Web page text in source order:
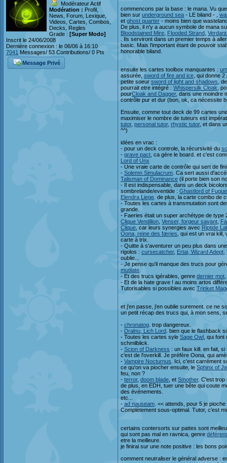
Modérateur Actif
Modération : Profil,
News, Forum, Lexique,
Videos, Cartes, Combos,
Decks, Regles
Grade : [Super Modo]
Inscrit le 24/06/2008
Dernière connexion : le 06/06 à 16:10
7041 Messages/ 53 Contributions/ 0 Pts
Message Privé
commencons par la base : le mana. Vu
bien sur underground sea - LE biland - ,
et ghost quarter - moins bien que
De plus, il n'y a aucun symbole de mana
Bloodstained Mire Flooded Strand
. Ils serviront dans un premier temps à
basic. Mais l'important étant de pouvoir
honorable biland.
ensuite les cartes toolbox manquantes :
assurée, sword of fire and ice , qui donne
petite soeur sword of light and shadows ,
pourrait etre intégré : Whispersilk Cloak ,
pourCloak and Dagger, dans une moindre
contrôle pur et dur (bon, ok, ca nécessite
Ensuite, comme tout deck de 99 cartes
maximiser le nombre de tuteurs est
tutor, personal tutor, rhystic tutor, et dans
^^)
idées en vrac :
- pour un deck controle, la récursivité du
- grave pact , ca gère le board. et c'est
Lord of Unx
- Une vraie carte de contrôle qui sert de
- Solemn Simulacrum . Ca sert aussi
Talisman of Dominance (il porte bien son
- Il est indispensable, dans un deck
sombrelande/eventide : Ghastlord of Fugue
Elendra Liege . de plus, la carte combo de
- Toutes les cartes à transmutation sont
grande.
- Faeries était un super archétype de
Clique Vendilion Venser, forgeur savant
Clique , car leurs synergies avec Riptide
Oona, reine des færies , qui est un vrai
carte à trix.
- Quitte à s'aventurer un peu plus dans
rigolos : cursecatcher, Ertai, Wizard Adept
oublie...
- Je pense qu'il manque des trucs pour
mutilate
- Et des trucs igérables, genre dernier mot
- Et de la hate grave ! au moins artos
Tutorisables si possibles avec Trinket
et j'en passe, j'en oublie surement. ce ne
un petit récap des trucs qui, à mon sens,
- chronatog . trop dangereux.
- Dralnu, Lich Lord . bien que le flashback
- Toutes les cartes syle Sage Owl , qui
schmilblick.
- Scion of Darkness : un faux kill. en fait,
c'est de l'overkill. Je préfère Oona, qui
- Vampire Nocturnus . Ici, c'est carrément
ce qu'on va piocher ensuite, le Sphinx of
feu, non ?
- terror, doom blade , et Smother. C'est trop
de plus, en EDH, tuer une bête qui coute
des événements.
etc...
- ad nauseam . << attends, pour 5 je
Complètement sous-optimal. Tutor, c'est
certains contersorts sur pattes sont
qui sont pas mal en ravnica, genre
etre la meilleure.
je finirai sur une note positive : les bons
comment neutraliser le général adverse :